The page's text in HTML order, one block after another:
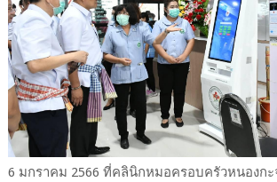
6 มกราคม 2566 ที่คลินิกหมอครอบครัวหนองกะ